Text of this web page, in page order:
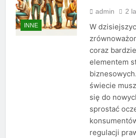
INNE
admin 2
W
coraz
elementem
świecie
się do
sprostać
regulacji